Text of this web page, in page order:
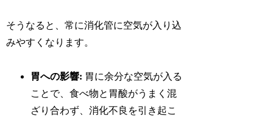
そうなると、常に消化管に空気が入り込
みやすくなります。
胃への影響: 胃に余分な空気が入る
ことで、食べ物と胃酸がうまく混
ざり合わず、消化不良を引き起こ